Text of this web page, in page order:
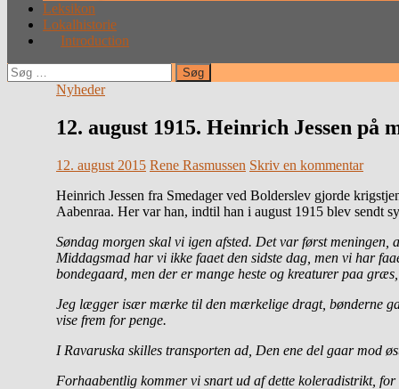
Leksikon
Lokalhistorie
Introduction
Søg
efter:
Nyheder
12. august 1915. Heinrich Jessen på
12. august 2015 Rene Rasmussen Skriv en kommentar
Heinrich Jessen fra Smedager ved Bolderslev gjorde
Aabenraa. Her var han, indtil han i august 1915 blev sendt
Søndag morgen skal vi igen afsted. Det var først
Middagsmad har vi ikke faaet den sidste dag, men vi har
bondegaard, men der er mange heste og kreaturer paa
Jeg lægger især mærke til den mærkelige dragt, bønderne
vise frem for penge.
I Ravaruska skilles transporten ad, Den ene del gaar mod
Forhaabentlig kommer vi snart ud af dette koleradistrikt,